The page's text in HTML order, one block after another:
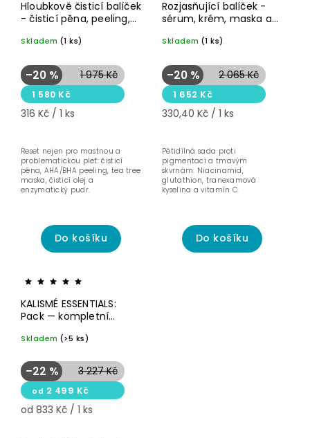
Novinka☝🏻
Pro
smíšenou a
pleť
Hloubkově čisticí balíček
- čisticí pěna, peeling,
Skladem (1 ks)
1 975 Kč
–20 %
1 580 Kč
316 Kč / 1 ks
Do košíku
Reset nejen pro mastnou a
problematickou pleť: čisticí
pěna, AHA/BHA peeling, tea tree
maska, čisticí olej a
enzymatický pudr.
Novinka☝🏻
Na
pigmentové
Rozjasňující balíček -
sérum, krém, maska a
Skladem (1 ks)
2 065 Kč
–20 %
1 652 Kč
330,40 Kč / 1 ks
Do košíku
Pětidílná sada proti
pigmentaci a tmavým
skvrnám. Niacinamid,
glutathion, tranexamová
kyselina a vitamín C.
Akce
Novinka☝🏻
KALISMÉ ESSENTIALS:
Pack — kompletní
Skladem (>5 ks)
3 227 Kč
–22 %
od 2 499 Kč
od 833 Kč / 1 ks